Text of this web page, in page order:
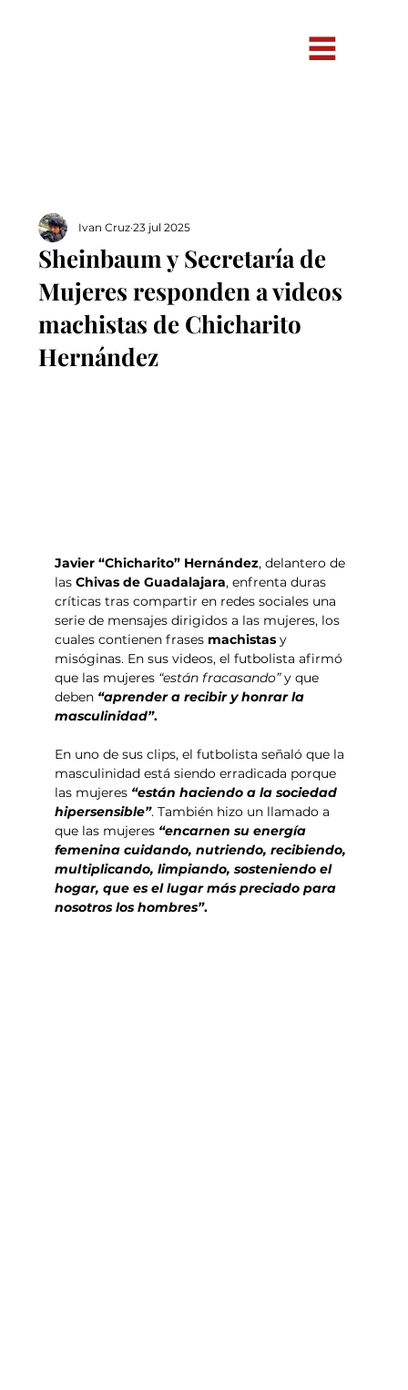
Sheinbaum y Secretaría de
Mujeres responden a videos
machistas de Chicharito
Hernández
Ivan Cruz 23 jul 2025
Javier “Chicharito” Hernández, delantero de
las Chivas de Guadalajara, enfrenta duras
críticas tras compartir en redes sociales una
serie de mensajes dirigidos a las mujeres, los
cuales contienen frases machistas y
misóginas. En sus videos, el futbolista afirmó
que las mujeres “están fracasando” y que
deben “aprender a recibir y honrar la
masculinidad”.
En uno de sus clips, el futbolista señaló que la
masculinidad está siendo erradicada porque
las mujeres “están haciendo a la sociedad
hipersensible”. También hizo un llamado a
que las mujeres “encarnen su energía
femenina cuidando, nutriendo, recibiendo,
multiplicando, limpiando, sosteniendo el
hogar, que es el lugar más preciado para
nosotros los hombres”.